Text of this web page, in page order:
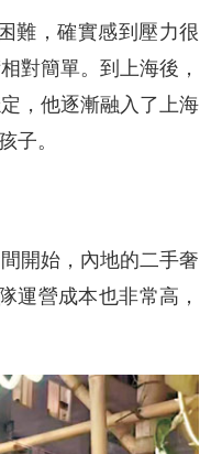
難，確實感到壓力很
對簡單。到上海後，
，他逐漸融入了上海
子。
開始，內地的二手奢
運營成本也非常高，